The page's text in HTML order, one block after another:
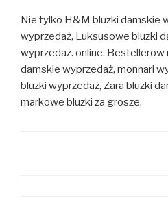
Nie tylko H&M bluzki damskie
wyprzedaż, Luksusowe bluzki
wyprzedaż. online.
damskie wyprzedaż, monnari
bluzki wyprzedaż, Zara bluzki
markowe bluzki za grosze.